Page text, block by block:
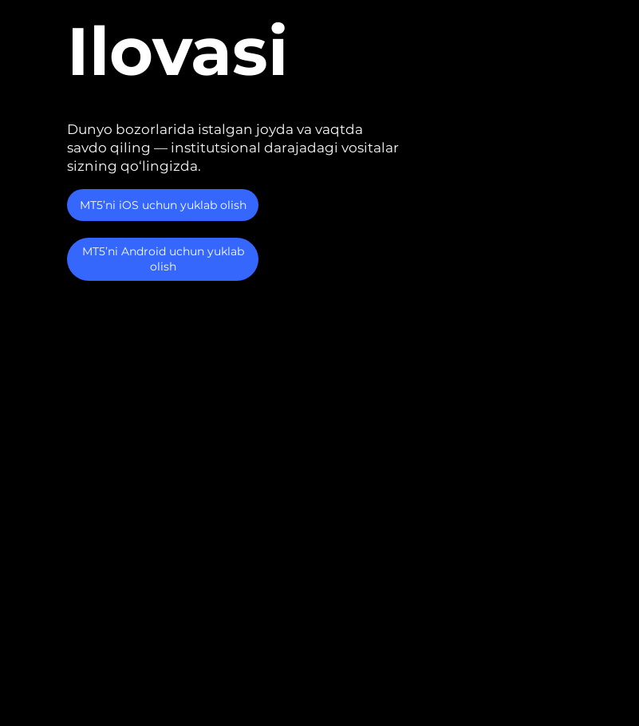
Ilovasi
Dunyo bozorlarida istalgan joyda va vaqtda
savdo qiling — institutsional darajadagi vositalar
sizning qo‘lingizda.
MT5’ni iOS uchun yuklab olish
MT5’ni Android uchun yuklab
olish